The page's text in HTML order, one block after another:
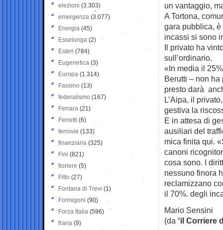
un vantaggio,
A Tortona,
gara pubblica,
incassi si sono
Il privato ha
sull’ordinario.
«In media il
Berutti – non ha
presto darà
L’Aipa, il
gestiva la
E in attesa di
ausiliari del
mica finita qui.
canoni
cosa sono. I
nessuno finora
reclamizzano
il 70%. degli
Mario Sensini
(da “il Corriere
elezioni (3.303)
emergenza (3.077)
Energia (45)
Esselunga (2)
Esteri (784)
Eugenetica (3)
Europa (1.314)
Fassino (13)
federalismo (167)
Ferrara (21)
Ferretti (6)
ferrovie (133)
finanziaria (325)
Fini (821)
fioriere (5)
Fitto (27)
Fontana di Trevi (1)
Formigoni (90)
Forza Italia (596)
frana (9)